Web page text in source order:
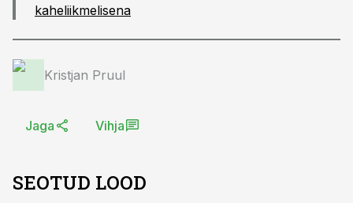
kaheliikmelisena
Kristjan Pruul
Jaga Vihja
SEOTUD LOOD